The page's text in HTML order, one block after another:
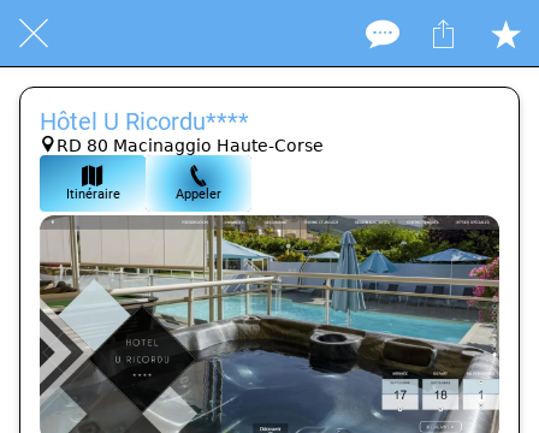
Hôtel U Ricordu****
RD 80 Macinaggio Haute-Corse
Itinéraire Appeler